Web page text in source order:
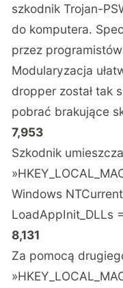
szkodnik Trojan-
do komputera.
przez
Modularyzacja
dropper został tak
pobrać brakujące
7,953
Szkodnik
Windows
LoadAppInit_DLLs
8,131
Za pomocą